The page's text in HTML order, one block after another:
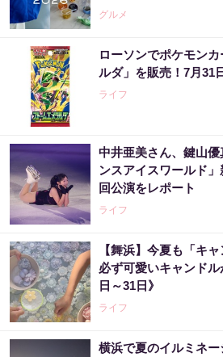
グルメ
ローソンでポケモン
ルダ」を販売！7月31
ライフ
中井亜美さん、鍵山
ンスアイスワールド
回公演をレポート
ライフ
【舞浜】今夏も「キ
必ず可愛いキャンド
日～31日》
ライフ
横浜で夏のイルミネ